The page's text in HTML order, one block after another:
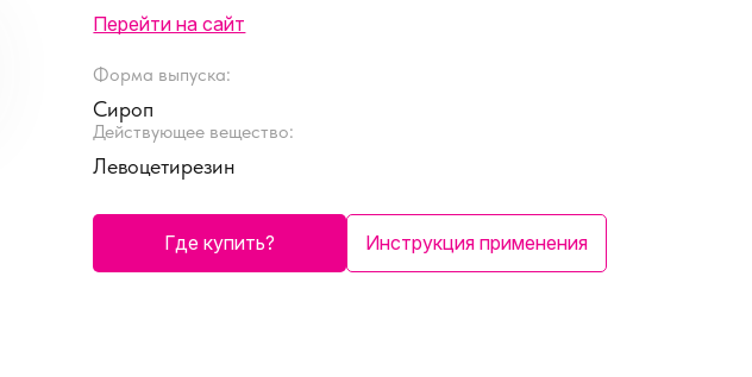
Перейти на сайт
Форма выпуска:
Сироп
Действующее вещество:
Левоцетирезин
Где купить? Инструкция применения